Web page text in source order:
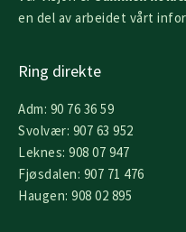
en del av arbeidet vårt
Ring direkte
Adm: 90 76 36 59
Svolvær: 907 63 952
Leknes: 908 07 947
Fjøsdalen: 907 71 476
Haugen: 908 02 895